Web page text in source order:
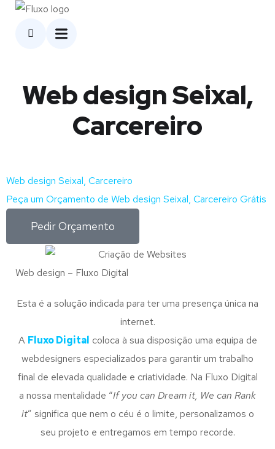
Web design Seixal,
Carcereiro
Web design Seixal, Carcereiro
Peça um Orçamento de Web design Seixal, Carcereiro Grátis
Pedir Orçamento
Web design – Fluxo Digital
Esta é a solução indicada para ter uma presença única na
internet.
A Fluxo Digital coloca à sua disposição uma equipa de
webdesigners especializados para garantir um trabalho
final de elevada qualidade e criatividade. Na Fluxo Digital
a nossa mentalidade “If you can Dream it, We can Rank
it” significa que nem o céu é o limite, personalizamos o
seu projeto e entregamos em tempo recorde.